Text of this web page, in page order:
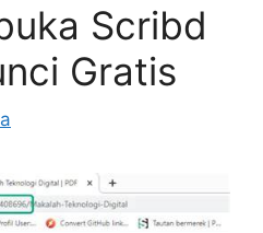
Scribd
Gratis